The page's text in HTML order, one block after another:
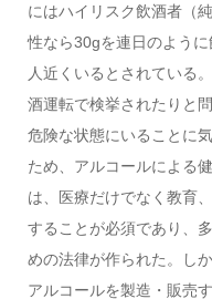
にはハイリスク飲酒者（
性なら30gを連日のよう
人近くいるとされている
酒運転で検挙されたりと
危険な状態にいることに
ため、アルコールによる
は、医療だけでなく教育
することが必須であり、
めの法律が作られた。し
アルコールを製造・販売